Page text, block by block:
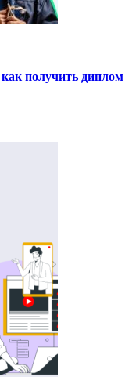
получить диплом